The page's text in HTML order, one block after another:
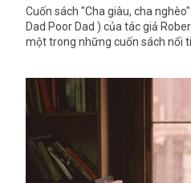
Cuốn sách "Cha giàu, cha
Dad Poor Dad ) của tác giả
một trong những cuốn sách nổi
của bạn ông) và một người
ông), cuốn sách truyền tải nhiều
về cách quản lý tiền bạc, đầu tư